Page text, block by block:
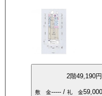
2階49,190円
敷 金-----/ 礼 金59,000